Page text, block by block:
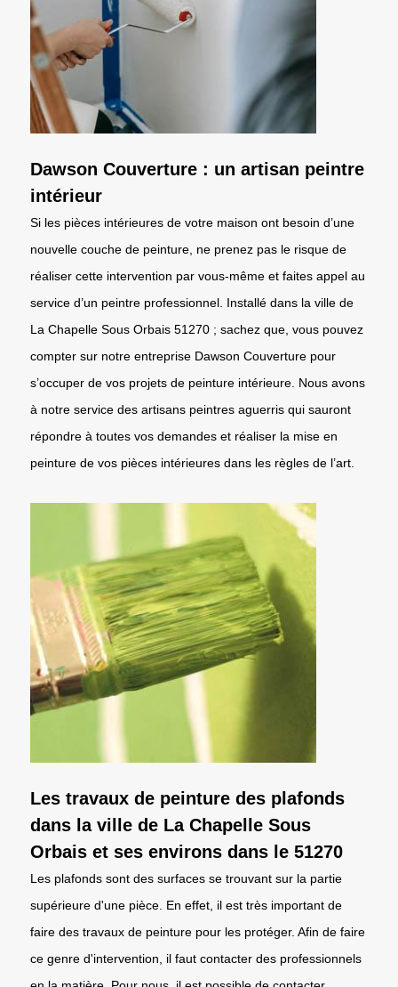
Dawson Couverture : un artisan peintre
intérieur
Si les pièces intérieures de votre maison ont besoin d’une
nouvelle couche de peinture, ne prenez pas le risque de
réaliser cette intervention par vous-même et faites appel au
service d’un peintre professionnel. Installé dans la ville de
La Chapelle Sous Orbais 51270 ; sachez que, vous pouvez
compter sur notre entreprise Dawson Couverture pour
s’occuper de vos projets de peinture intérieure. Nous avons
à notre service des artisans peintres aguerris qui sauront
répondre à toutes vos demandes et réaliser la mise en
peinture de vos pièces intérieures dans les règles de l’art.
Les travaux de peinture des plafonds
dans la ville de La Chapelle Sous
Orbais et ses environs dans le 51270
Les plafonds sont des surfaces se trouvant sur la partie
supérieure d'une pièce. En effet, il est très important de
faire des travaux de peinture pour les protéger. Afin de faire
ce genre d'intervention, il faut contacter des professionnels